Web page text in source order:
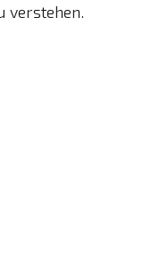
verstehen.